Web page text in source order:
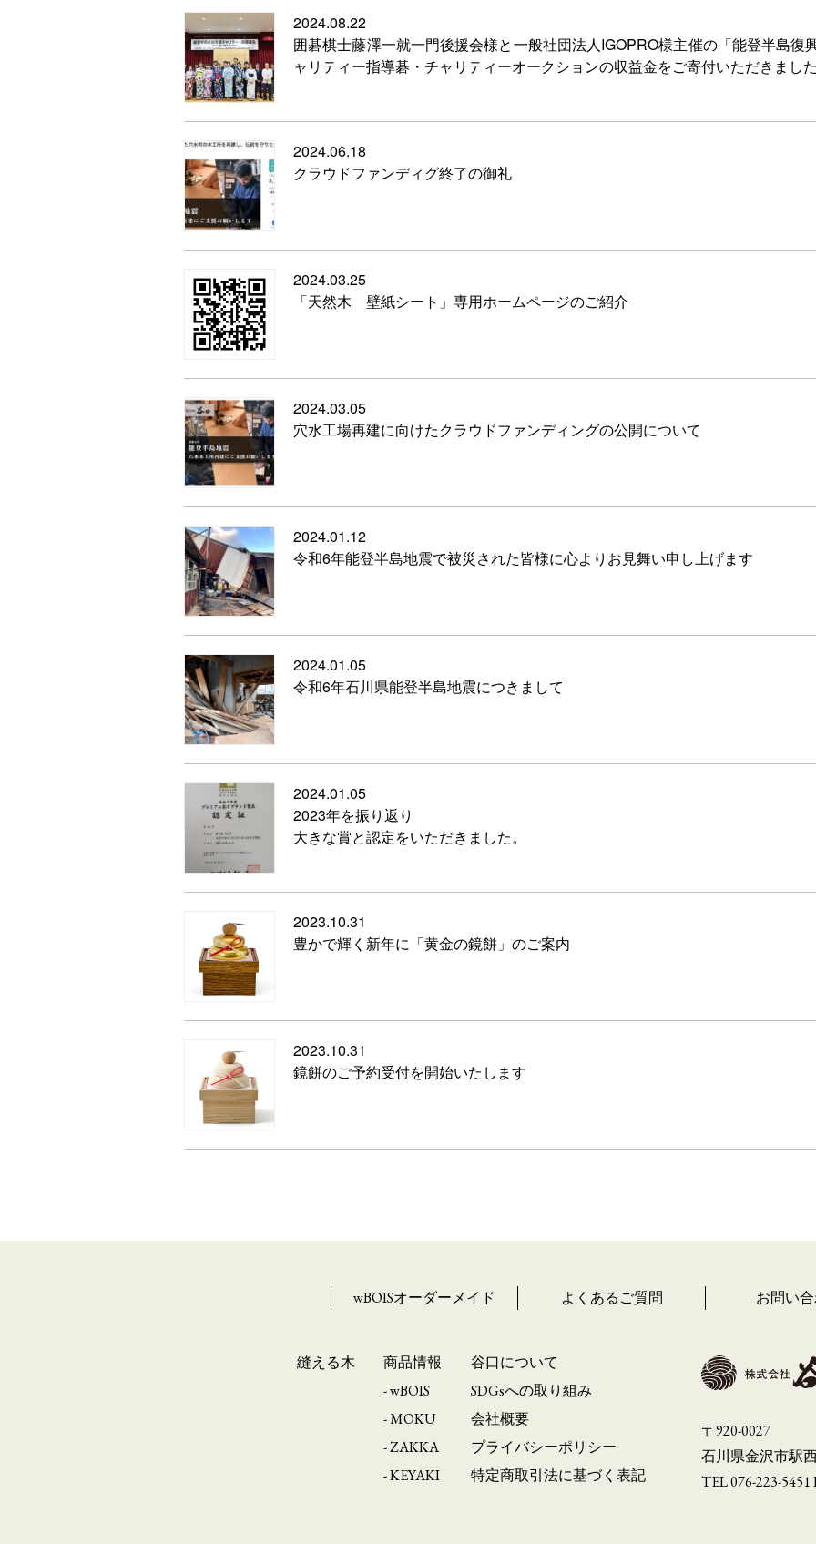
2024.08.22
囲碁棋士藤澤一就一門後援会様と一般社団法人IGOPRO様主催の「能登半島復
ャリティー指導碁・チャリティーオークションの収益金をご寄付いただきました
2024.06.18
クラウドファンディグ終了の御礼
2024.03.25
「天然木 壁紙シート」専用ホームページのご紹介
2024.03.05
穴水工場再建に向けたクラウドファンディングの公開について
2024.01.12
令和6年能登半島地震で被災された皆様に心よりお見舞い申し上げます
2024.01.05
令和6年石川県能登半島地震につきまして
2024.01.05
2023年を振り返り
大きな賞と認定をいただきました。
2023.10.31
豊かで輝く新年に「黄金の鏡餅」のご案内
2023.10.31
鏡餅のご予約受付を開始いたします
wBOISオーダーメイド よくあるご質問 お問い
縫える木
商品情報
- wBOIS
- MOKU
- ZAKKA
- KEYAKI
谷口について
SDGsへの取り組み
会社概要
プライバシーポリシー
特定商取引法に基づく表記
〒920-0027
石川県金沢市駅
TEL 076-223-5451